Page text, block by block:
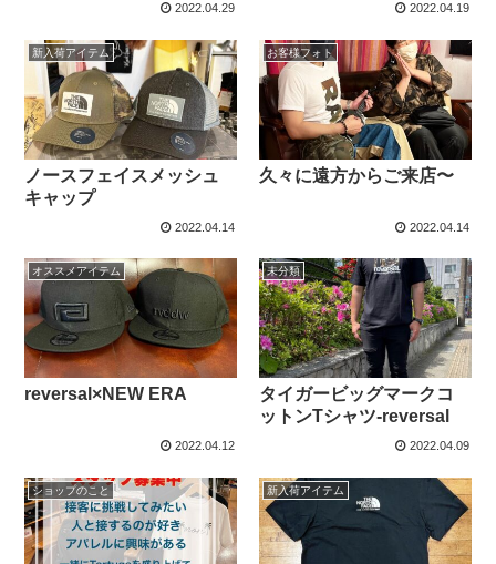
2022.04.29 2022.04.19
新入荷アイテム
ノースフェイスメッシュ
キャップ
2022.04.14
お客様フォト
久々に遠方からご来店〜
2022.04.14
オススメアイテム
reversal×NEW ERA
2022.04.12
未分類
タイガービッグマークコ
ットンTシャツ-reversal
2022.04.09
ショップのこと 新入荷アイテム